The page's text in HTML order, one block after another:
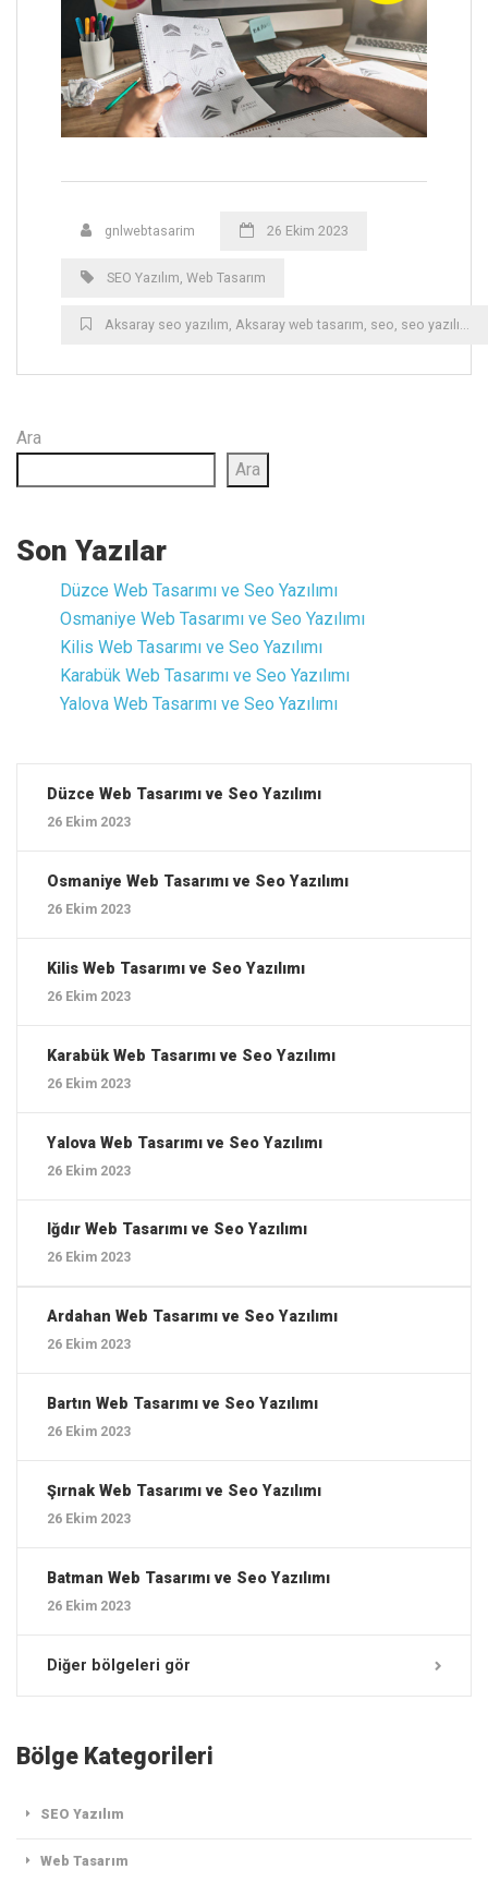
gnlwebtasarim 26 Ekim 2023
SEO Yazılım Web Tasarım
Aksaray ‎seo yazılım Aksaray ‎web tasarım seo seo yazılım
Ara
Ara
Son Yazılar
Düzce ‎Web Tasarımı ve Seo Yazılımı
Osmaniye ‎Web Tasarımı ve Seo Yazılımı
Kilis ‎Web Tasarımı ve Seo Yazılımı
Karabük ‎Web Tasarımı ve Seo Yazılımı
Yalova ‎Web Tasarımı ve Seo Yazılımı
Düzce ‎Web Tasarımı ve Seo Yazılımı
26 Ekim 2023
Osmaniye ‎Web Tasarımı ve Seo Yazılımı
26 Ekim 2023
Kilis ‎Web Tasarımı ve Seo Yazılımı
26 Ekim 2023
Karabük ‎Web Tasarımı ve Seo Yazılımı
26 Ekim 2023
Yalova ‎Web Tasarımı ve Seo Yazılımı
26 Ekim 2023
Iğdır ‎Web Tasarımı ve Seo Yazılımı
26 Ekim 2023
Ardahan ‎Web Tasarımı ve Seo Yazılımı
26 Ekim 2023
Bartın ‎Web Tasarımı ve Seo Yazılımı
26 Ekim 2023
Şırnak ‎Web Tasarımı ve Seo Yazılımı
26 Ekim 2023
Batman ‎Web Tasarımı ve Seo Yazılımı
26 Ekim 2023
Diğer bölgeleri gör
Bölge Kategorileri
SEO Yazılım
Web Tasarım